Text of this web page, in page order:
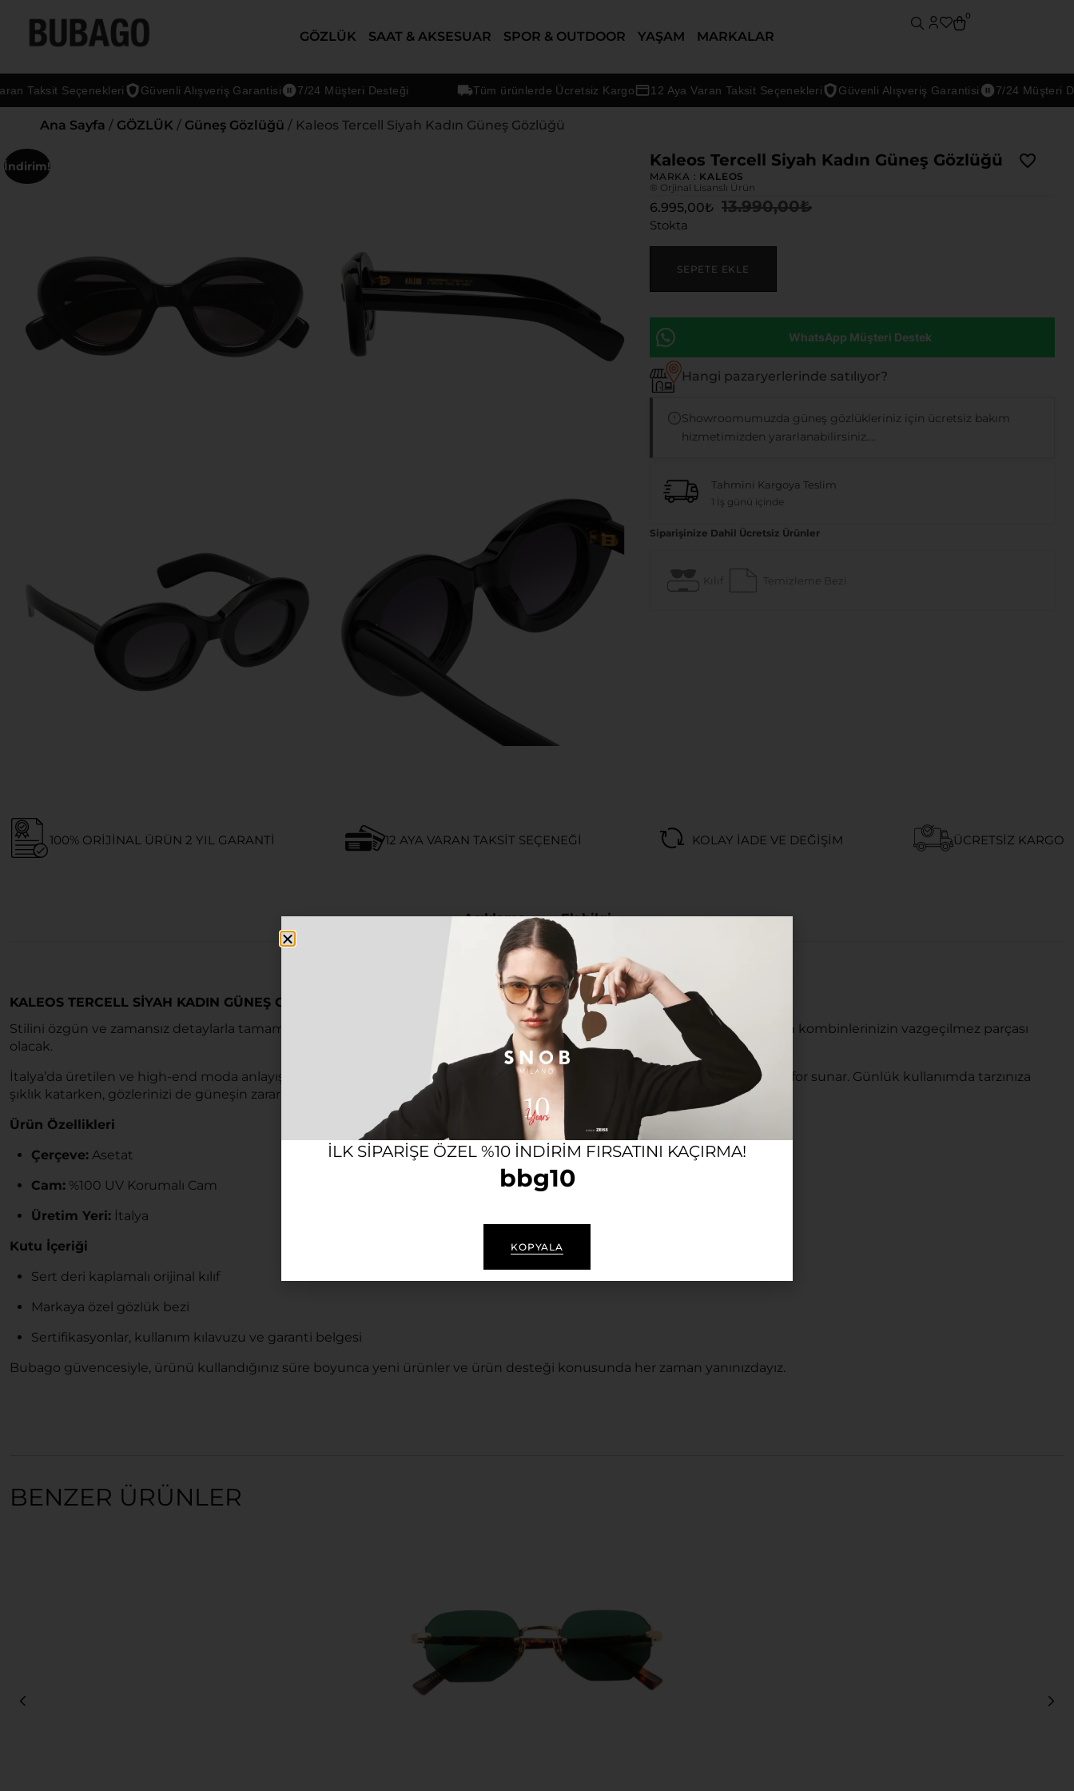
GÖZLÜK SAAT & AKSESUAR SPOR & OUTDOOR YAŞAM MARKALAR
0
Seçenekleri Güvenli Alışveriş Garantisi 7/24 Müşteri Desteği Tüm ürünlerde Ücretsiz Kargo 12 Aya Varan Taksit Seçenekleri Güvenli Alışveriş Garantisi 7/24 Müşteri
Ana Sayfa / GÖZLÜK / Güneş Gözlüğü / Kaleos Tercell Siyah Kadın Güneş Gözlüğü
İndirim! Kaleos Tercell Siyah Kadın Güneş Gözlüğü
MARKA : KALEOS
® Orjinal Lisanslı Ürün
13.990,00₺
6.995,00₺
Stokta
SEPETE EKLE
WhatsApp Müşteri Destek
Hangi pazaryerlerinde satılıyor?
Showroomumuzda güneş gözlükleriniz için ücretsiz bakım
hizmetimizden yararlanabilirsiniz....
Tahmini Kargoya Teslim
1 İş günü içinde
Siparişinize Dahil Ücretsiz Ürünler
Kılıf Temizleme Bezi
100% ORIJINAL ÜRÜN 2 YIL GARANTI 12 AYA VARAN TAKSIT SEÇENEĞI KOLAY İADE VE DEĞIŞIM ÜCRETSIZ KARGO
Açıklama Ek bilgi
KALEOS TERCELL SIYAH KADIN GÜNEŞ GÖZLÜĞÜ
Stilini özgün ve zamansız detaylarla tamamlamak isteyen herkes için tasarlanan bu özel model, hem klasik hem de modern kombinlerinizin vazgeçilmez parçası
olacak.
İtalya’da üretilen ve high-end moda anlayışını yansıtan gözlük; hafif, dayanıklı ve ergonomik yapısıyla gün boyu yüksek konfor sunar. Günlük kullanımda tarzınıza
şıklık katarken, gözlerinizi de güneşin zararlı etkilerinden korur.
Ürün Özellikleri
Çerçeve: Asetat
Cam: %100 UV Korumalı Cam
Üretim Yeri: İtalya
Kutu İçeriği
Sert deri kaplamalı orijinal kılıf
Markaya özel gözlük bezi
Sertifikasyonlar, kullanım kılavuzu ve garanti belgesi
Bubago güvencesiyle, ürünü kullandığınız süre boyunca yeni ürünler ve ürün desteği konusunda her zaman yanınızdayız.
BENZER ÜRÜNLER
ILK SIPARIŞE ÖZEL %10 INDIRIM FIRSATINI KAÇIRMA!
bbg10
KOPYALA